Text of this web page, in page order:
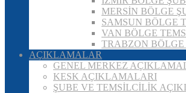
MERSİN BÖLGE
SAMSUN BÖLGE
VAN BÖLGE
TRABZON
AÇIKLAMALAR
GENEL MERKEZ
KESK AÇIKLAMALARI
ŞUBE VE TEMSİLCİLİK